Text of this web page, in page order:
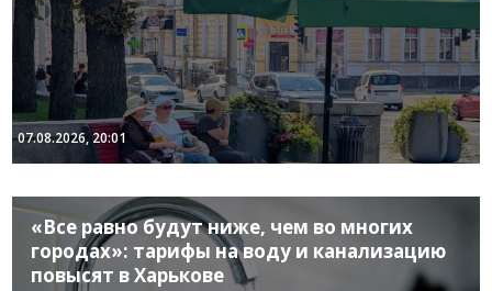
07.08.2026, 20:01
«Все равно будут ниже, чем во многих
городах»: тарифы на воду и канализацию
повысят в Харькове